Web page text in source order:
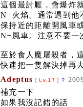
這個最討厭，會爆炸
N+火焰。通常遇到他
保持近的距離開風車
N+風車。注意不要
至於食人魔屠殺者，
快速把一隻解決掉再
Adeptus [ Lv.17 ]?
補充一下
如果我沒記錯的話